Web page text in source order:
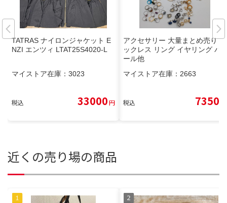
TATRAS ナイロンジャケット E
NZI エンツィ LTAT25S4020-L
マイストア在庫： 3023
税込 33000円
アクセサリー 大量まとめ売り ネ
ックレス リング イヤリング パ
ール他
マイストア在庫： 2663
税込 7350
近くの売り場の商品